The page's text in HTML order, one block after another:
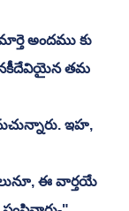
అందము కు
తమ
ఇహ,
ఈ వార్తయే